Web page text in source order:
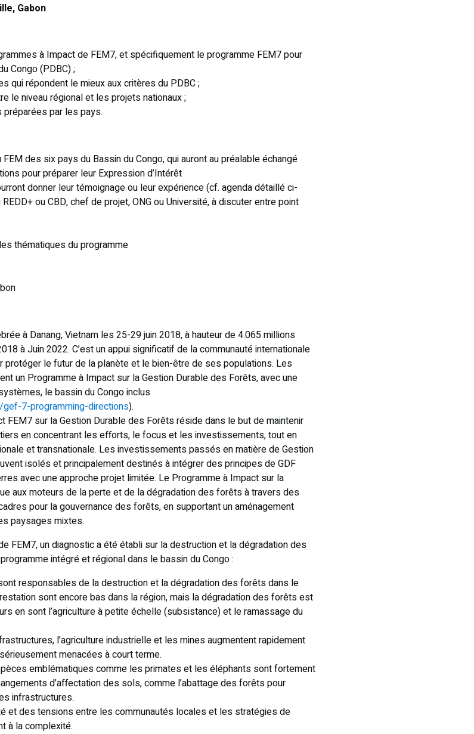
Gabon
à Impact de FEM7, et spécifiquement le programme FEM7 pour
Congo (PDBC) ;
qui répondent le mieux aux critères du PDBC ;
le niveau régional et les projets nationaux ;
par les pays.
des six pays du Bassin du Congo, qui auront au préalable échangé
pour préparer leur Expression d’Intérêt
donner leur témoignage ou leur expérience (cf. agenda détaillé ci-
ou CBD, chef de projet, ONG ou Université, à discuter entre point
thématiques du programme
à Danang, Vietnam les 25-29 juin 2018, à hauteur de 4.065 millions
à Juin 2022. C’est un appui significatif de la communauté internationale
protéger le futur de la planète et le bien-être de ses populations. Les
un Programme à Impact sur la Gestion Durable des Forêts, avec une
le bassin du Congo inclus
7-programming-directions).
FEM7 sur la Gestion Durable des Forêts réside dans le but de maintenir
en concentrant les efforts, le focus et les investissements, tout en
et transnationale. Les investissements passés en matière de Gestion
isolés et principalement destinés à intégrer des principes de GDF
avec une approche projet limitée. Le Programme à Impact sur la
aux moteurs de la perte et de la dégradation des forêts à travers des
pour la gouvernance des forêts, en supportant un aménagement
paysages mixtes.
FEM7, un diagnostic a été établi sur la destruction et la dégradation des
intégré et régional dans le bassin du Congo :
responsables de la destruction et la dégradation des forêts dans le
sont encore bas dans la région, mais la dégradation des forêts est
en sont l’agriculture à petite échelle (subsistance) et le ramassage du
l’agriculture industrielle et les mines augmentent rapidement
menacées à court terme.
emblématiques comme les primates et les éléphants sont fortement
d’affectation des sols, comme l’abattage des forêts pour
infrastructures.
et des tensions entre les communautés locales et les stratégies de
à la complexité.